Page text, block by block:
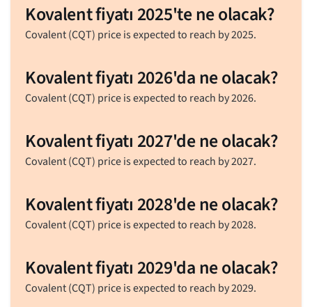
Kovalent fiyatı 2025'te ne olacak?
Covalent (CQT) price is expected to reach by 2025.
Kovalent fiyatı 2026'da ne olacak?
Covalent (CQT) price is expected to reach by 2026.
Kovalent fiyatı 2027'de ne olacak?
Covalent (CQT) price is expected to reach by 2027.
Kovalent fiyatı 2028'de ne olacak?
Covalent (CQT) price is expected to reach by 2028.
Kovalent fiyatı 2029'da ne olacak?
Covalent (CQT) price is expected to reach by 2029.